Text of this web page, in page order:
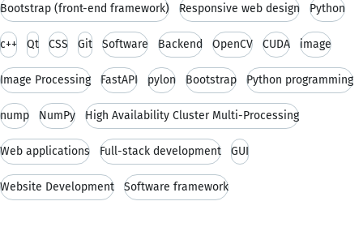
Bootstrap (front-end framework) Responsive web design Python
c++ Qt CSS Git Software Backend OpenCV CUDA image
Image Processing FastAPI pylon Bootstrap Python programming
nump NumPy High Availability Cluster Multi-Processing
Web applications Full-stack development GUI
Website Development Software framework